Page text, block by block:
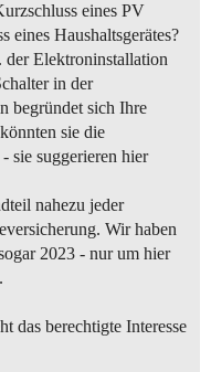
eines PV
eines Haushaltsgerätes?
der Elektroninstallation
in der
begründet sich Ihre
sie die
sie suggerieren hier
nahezu jeder
Wir haben
2023 - nur um hier
das berechtigte Interesse